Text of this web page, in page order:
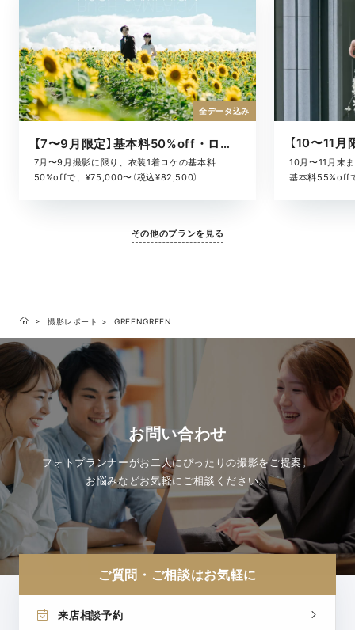
【7〜9月限定】基本料50%off・ロケキャンペーン
7月〜9月撮影に限り、衣装1着ロケの基本料
50%offで、¥75,000〜（税込¥82,500）
全データ込み
10月〜11月末
基本料55%off
その他のプランを見る
撮影レポート GREENGREEN
お問い合わせ
フォトプランナーがお二人にぴったりの撮影をご提案。
お悩みなどお気軽にご相談ください。
ご質問・ご相談はお気軽に
来店相談予約